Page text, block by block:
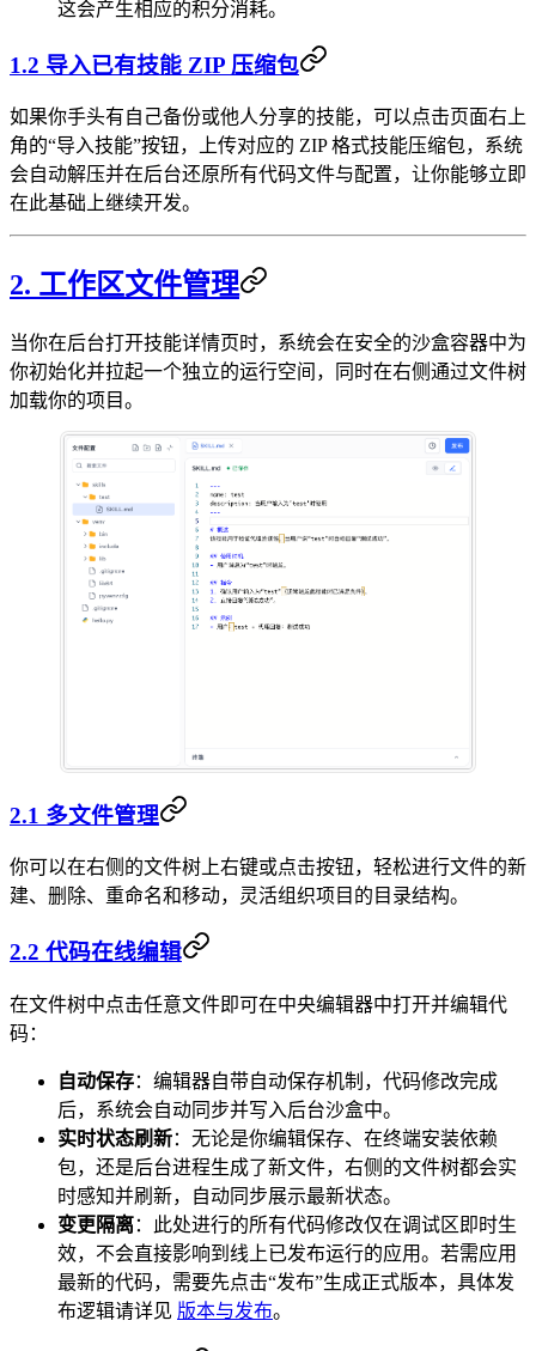
这会产生相应的积分消耗。
1.2 导入已有技能 ZIP 压缩包
如果你手头有自己备份或他人分享的技能，可以点击页面右上
角的“导入技能”按钮，上传对应的 ZIP 格式技能压缩包，系统
会自动解压并在后台还原所有代码文件与配置，让你能够立即
在此基础上继续开发。
2. 工作区文件管理
当你在后台打开技能详情页时，系统会在安全的沙盒容器中为
你初始化并拉起一个独立的运行空间，同时在右侧通过文件树
加载你的项目。
2.1 多文件管理
你可以在右侧的文件树上右键或点击按钮，轻松进行文件的新
建、删除、重命名和移动，灵活组织项目的目录结构。
2.2 代码在线编辑
在文件树中点击任意文件即可在中央编辑器中打开并编辑代
码：
自动保存：编辑器自带自动保存机制，代码修改完成
后，系统会自动同步并写入后台沙盒中。
实时状态刷新：无论是你编辑保存、在终端安装依赖
包，还是后台进程生成了新文件，右侧的文件树都会实
时感知并刷新，自动同步展示最新状态。
变更隔离：此处进行的所有代码修改仅在调试区即时生
效，不会直接影响到线上已发布运行的应用。若需应用
最新的代码，需要先点击“发布”生成正式版本，具体发
布逻辑请详见 版本与发布。